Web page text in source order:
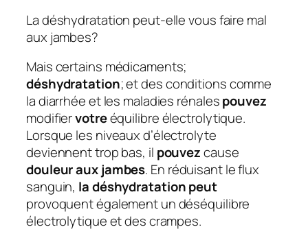
La déshydratation peut-elle vous faire mal
aux jambes?
Mais certains médicaments;
déshydratation; et des conditions comme
la diarrhée et les maladies rénalespouvez
modifiervotreéquilibre électrolytique.
Lorsque les niveaux d’électrolyte
deviennent trop bas, il pouvezcause
douleur aux jambes. En réduisant le flux
sanguin, la déshydratation peut
provoquent également un déséquilibre
électrolytique et des crampes.